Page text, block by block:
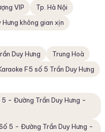
VIP
Tp. Hà Nội
không gian xịn
Duy Hưng
Trung Hoà
F5 số 5 Trần Duy Hưng
- Đường Trần Duy Hưng -
5 - Đường Trần Duy Hưng -